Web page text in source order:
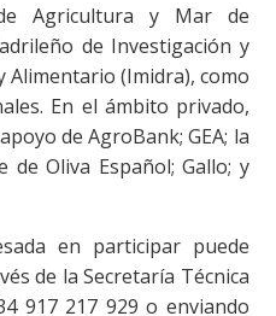
Agricultura y Mar de
de Investigación y
(Imidra), como
En el ámbito privado,
de AgroBank; GEA; la
Oliva Español; Gallo; y
en participar puede
de la Secretaría Técnica
917 217 929 o enviando